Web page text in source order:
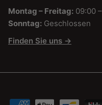
Montag – Freitag: 09:00
Sonntag: Geschlossen
Finden Sie uns →